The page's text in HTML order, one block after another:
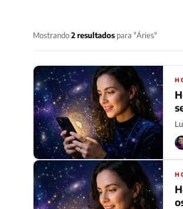
Mostrando2 resultados para "Áries"